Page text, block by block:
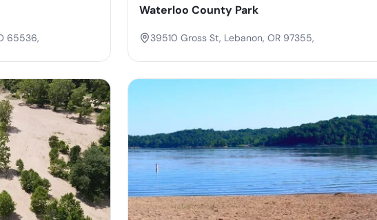
65536,
Waterloo County Park
39510 Gross St, Lebanon, OR 97355,